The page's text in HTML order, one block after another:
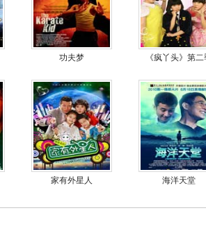
功夫梦 《疯丫头》第二
家有外星人 海洋天堂